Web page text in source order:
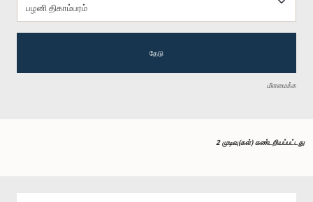
பழனி திகாம்பரம்
தேடு
மீளமைக்க
2 முடிவு(கள்) கண்டறியப்பட்டது